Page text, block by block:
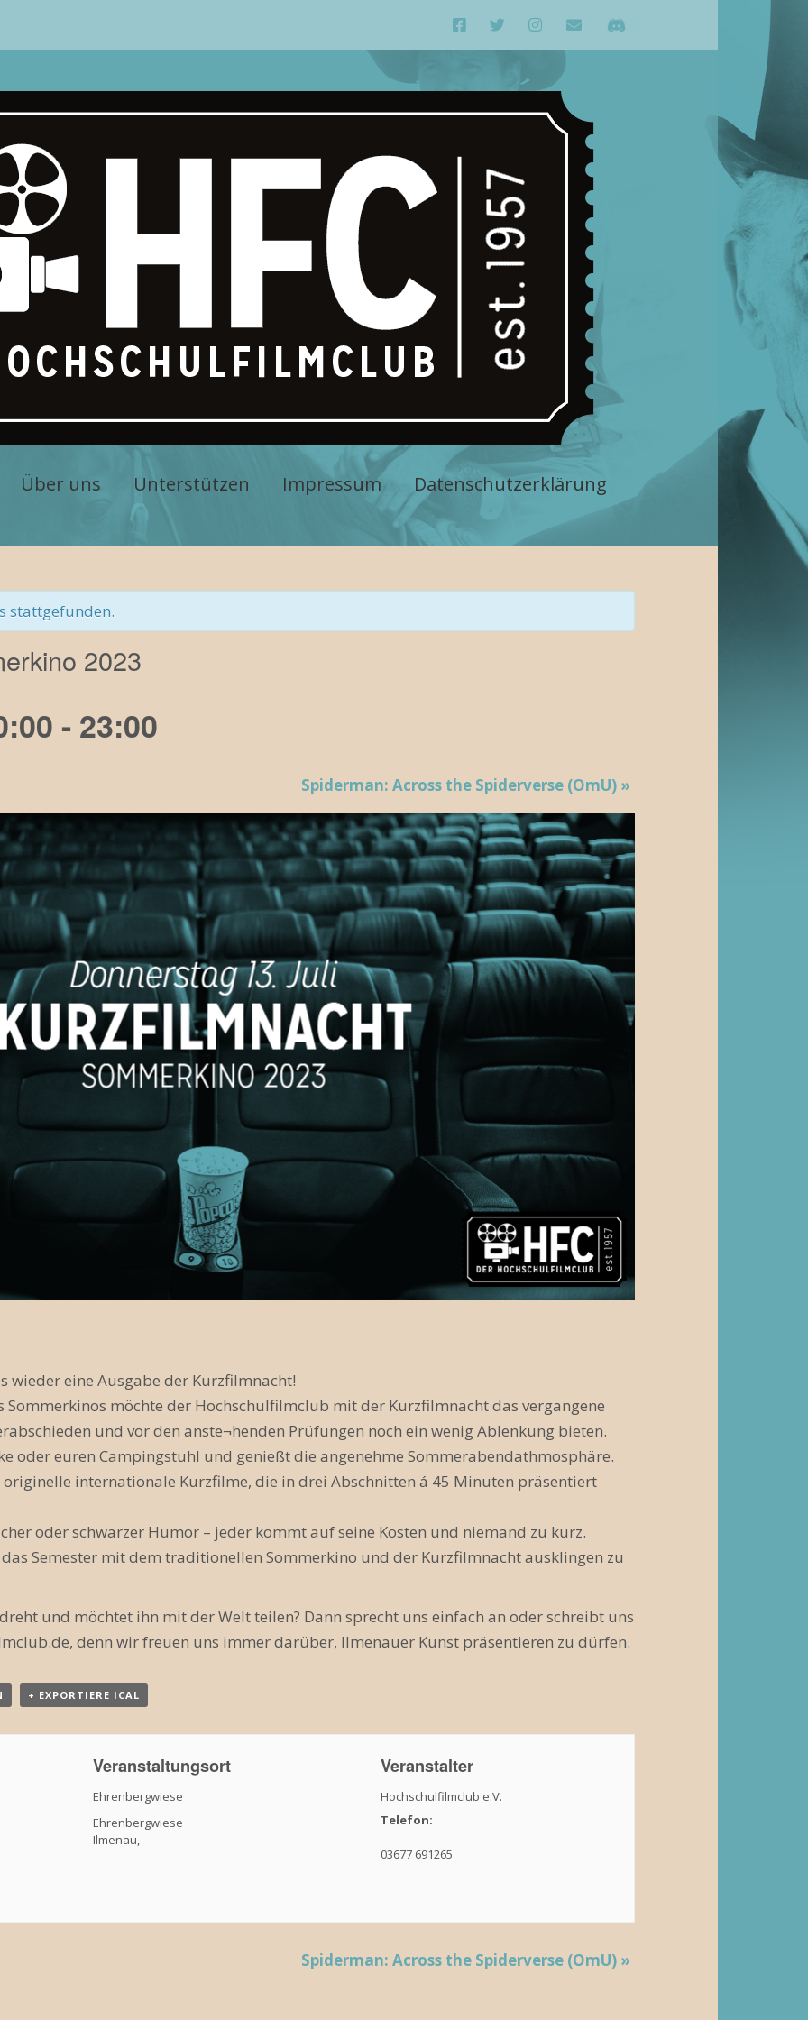
Über uns Unterstützen Impressum Datenschutzerklärung
stattgefunden.
2023
- 23:00
Spiderman: Across the Spiderverse (OmU) »
wieder eine Ausgabe der Kurzfilmnacht!
Sommerkinos möchte der Hochschulfilmclub mit der Kurzfilmnacht das vergangene
und vor den anste¬henden Prüfungen noch ein wenig Ablenkung bieten.
oder euren Campingstuhl und genießt die angenehme Sommerabendathmosphäre.
originelle internationale Kurzfilme, die in drei Abschnitten á 45 Minuten präsentiert
oder schwarzer Humor – jeder kommt auf seine Kosten und niemand zu kurz.
Semester mit dem traditionellen Sommerkino und der Kurzfilmnacht ausklingen zu
und möchtet ihn mit der Welt teilen? Dann sprecht uns einfach an oder schreibt uns
denn wir freuen uns immer darüber, Ilmenauer Kunst präsentieren zu dürfen.
+ EXPORTIERE ICAL
Veranstaltungsort
Ehrenbergwiese
Ehrenbergwiese
Ilmenau,
Veranstalter
Hochschulfilmclub e.V.
Telefon:
03677 691265
Spiderman: Across the Spiderverse (OmU) »